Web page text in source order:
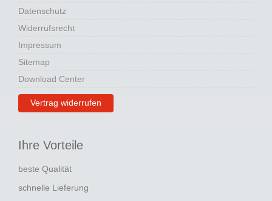
Datenschutz
Widerrufsrecht
Impressum
Sitemap
Download Center
Vertrag widerrufen
Ihre Vorteile
beste Qualität
schnelle Lieferung